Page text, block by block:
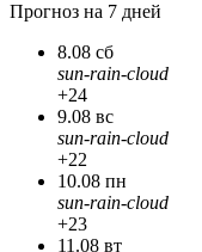
Прогноз на 7 дней
8.08 сб
sun-rain-cloud
+24
9.08 вс
sun-rain-cloud
+22
10.08 пн
sun-rain-cloud
+23
11.08 вт